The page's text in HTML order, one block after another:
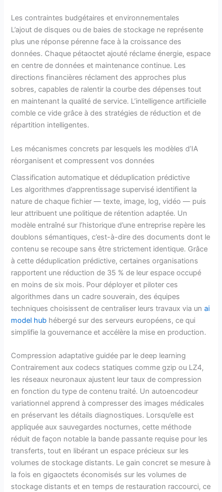
Les contraintes budgétaires et environnementales
L’ajout de disques ou de baies de stockage ne représente
plus une réponse pérenne face à la croissance des
données. Chaque pétaoctet ajouté réclame énergie, espace
en centre de données et maintenance continue. Les
directions financières réclament des approches plus
sobres, capables de ralentir la courbe des dépenses tout
en maintenant la qualité de service. L’intelligence artificielle
comble ce vide grâce à des stratégies de réduction et de
répartition intelligentes.
Les mécanismes concrets par lesquels les modèles d’IA
réorganisent et compressent vos données
Classification automatique et déduplication prédictive
Les algorithmes d’apprentissage supervisé identifient la
nature de chaque fichier — texte, image, log, vidéo — puis
leur attribuent une politique de rétention adaptée. Un
modèle entraîné sur l’historique d’une entreprise repère les
doublons sémantiques, c’est-à-dire des documents dont le
contenu se recoupe sans être strictement identique. Grâce
à cette déduplication prédictive, certaines organisations
rapportent une réduction de 35 % de leur espace occupé
en moins de six mois. Pour déployer et piloter ces
algorithmes dans un cadre souverain, des équipes
techniques choisissent de centraliser leurs travaux via unai
model hub hébergé sur des serveurs européens, ce qui
simplifie la gouvernance et accélère la mise en production.
Compression adaptative guidée par le deep learning
Contrairement aux codecs statiques comme gzip ou LZ4,
les réseaux neuronaux ajustent leur taux de compression
en fonction du type de contenu traité. Un autoencodeur
variationnel apprend à compresser des images médicales
en préservant les détails diagnostiques. Lorsqu’elle est
appliquée aux sauvegardes nocturnes, cette méthode
réduit de façon notable la bande passante requise pour les
transferts, tout en libérant un espace précieux sur les
volumes de stockage distants. Le gain concret se mesure à
la fois en gigaoctets économisés sur les volumes de
stockage distants et en temps de restauration raccourci, ce